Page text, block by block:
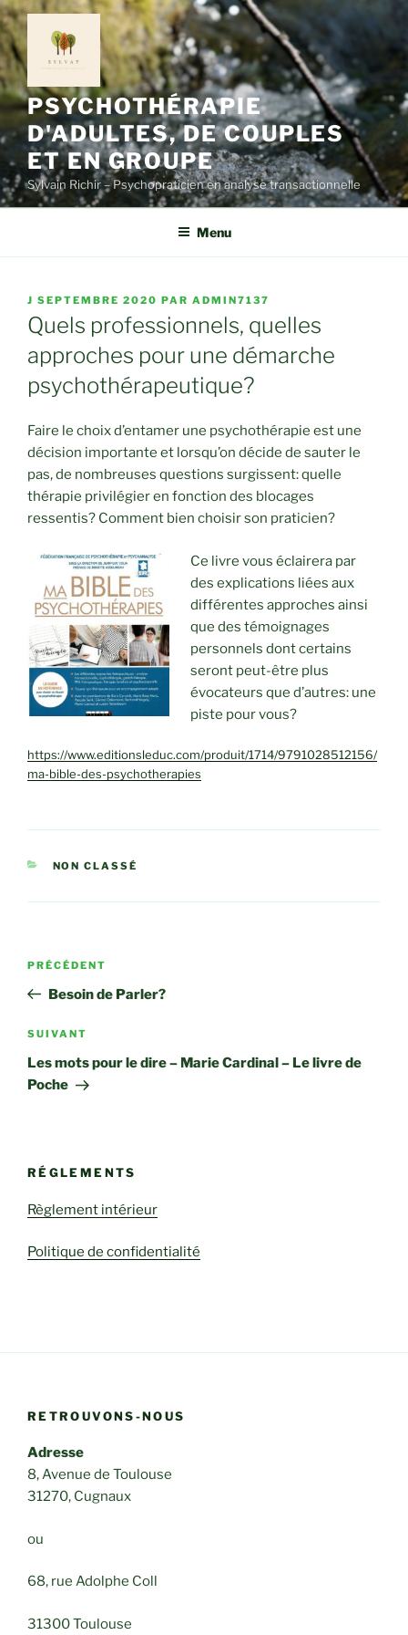
Aller
au
contenu
principal
PSYCHOTHÉRAPIE
D'ADULTES, DE COUPLES
ET EN GROUPE
Sylvain Richir – Psychopraticien en analyse transactionnelle
Menu
PUBLIÉ
LE
J SEPTEMBRE 2020 PAR ADMIN7137
Quels professionnels, quelles
approches pour une démarche
psychothérapeutique?
Faire le choix d’entamer une psychothérapie est une
décision importante et lorsqu’on décide de sauter le
pas, de nombreuses questions surgissent: quelle
thérapie privilégier en fonction des blocages
ressentis? Comment bien choisir son praticien?
Ce livre vous éclairera par
des explications liées aux
différentes approches ainsi
que des témoignages
personnels dont certains
seront peut-être plus
évocateurs que d’autres: une
piste pour vous?
https://www.editionsleduc.com/produit/1714/9791028512156/
ma-bible-des-psychotherapies
CATÉGORIES
NON CLASSÉ
Navigation
l’article
Article
précédent
PRÉCÉDENT
Besoin de Parler?
Article
suivant
SUIVANT
Les mots pour le dire – Marie Cardinal – Le livre de
Poche
RÉGLEMENTS
Règlement intérieur
Politique de confidentialité
RETROUVONS-NOUS
Adresse
8, Avenue de Toulouse
31270, Cugnaux
ou
68, rue Adolphe Coll
31300 Toulouse